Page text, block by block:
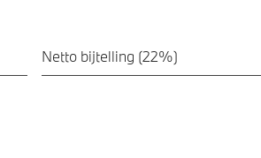
Netto bijtelling (22%)